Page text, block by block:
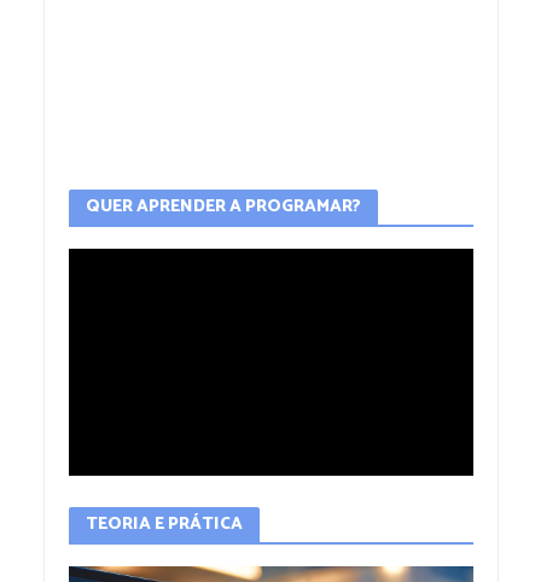
QUER APRENDER A PROGRAMAR?
TEORIA E PRÁTICA